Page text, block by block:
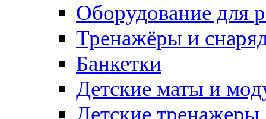
Оборудование для
Тренажёры и
Банкетки
Детские маты и
Детские тренажеры